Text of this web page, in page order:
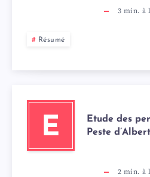
3 min. à
Résumé
E
Etude des
Peste
2 min. à